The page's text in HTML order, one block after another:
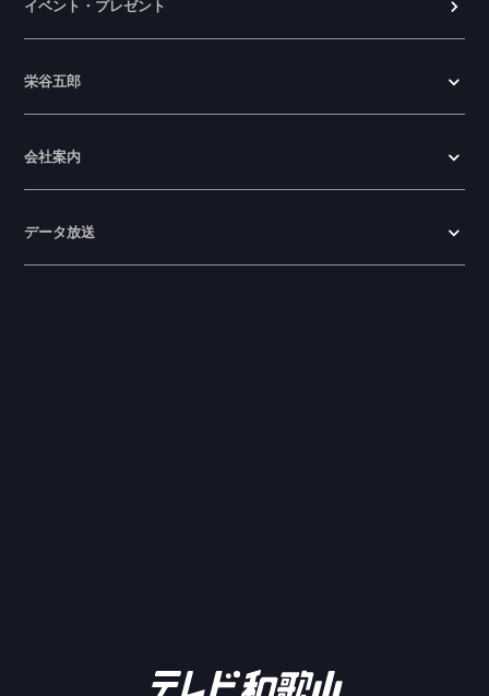
イベント・プレゼント
栄谷五郎
会社案内
データ放送